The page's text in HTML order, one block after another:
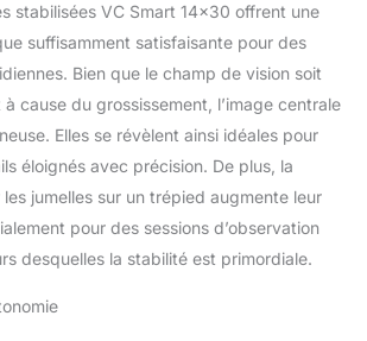
stabilisées VC Smart 14×30 offrent une
suffisamment satisfaisante pour des
Bien que le champ de vision soit
cause du grossissement, l’image centrale
Elles se révèlent ainsi idéales pour
éloignés avec précision. De plus, la
jumelles sur un trépied augmente leur
pour des sessions d’observation
desquelles la stabilité est primordiale.